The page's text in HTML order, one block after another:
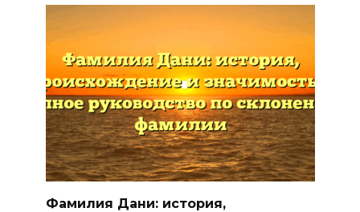
Фамилия Дани: история,